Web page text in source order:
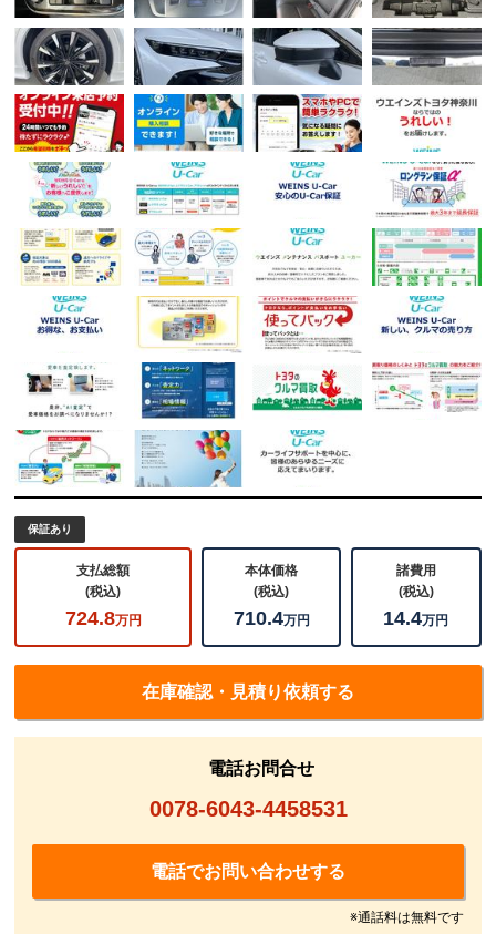
保証あり
支払総額
(税込)
724.8万円
本体価格
(税込)
710.4万円
諸費用
(税込)
14.4万円
在庫確認・見積り依頼する
電話お問合せ
0078-6043-4458531
電話でお問い合わせする
※通話料は無料です